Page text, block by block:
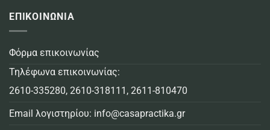
ΕΠΙΚΟΙΝΩΝΙΑ
Φόρμα επικοινωνίας
Τηλέφωνα επικοινωνίας:
2610-335280, 2610-318111 , 2611-810470
Email λογιστηρίου: info@casapractika.gr